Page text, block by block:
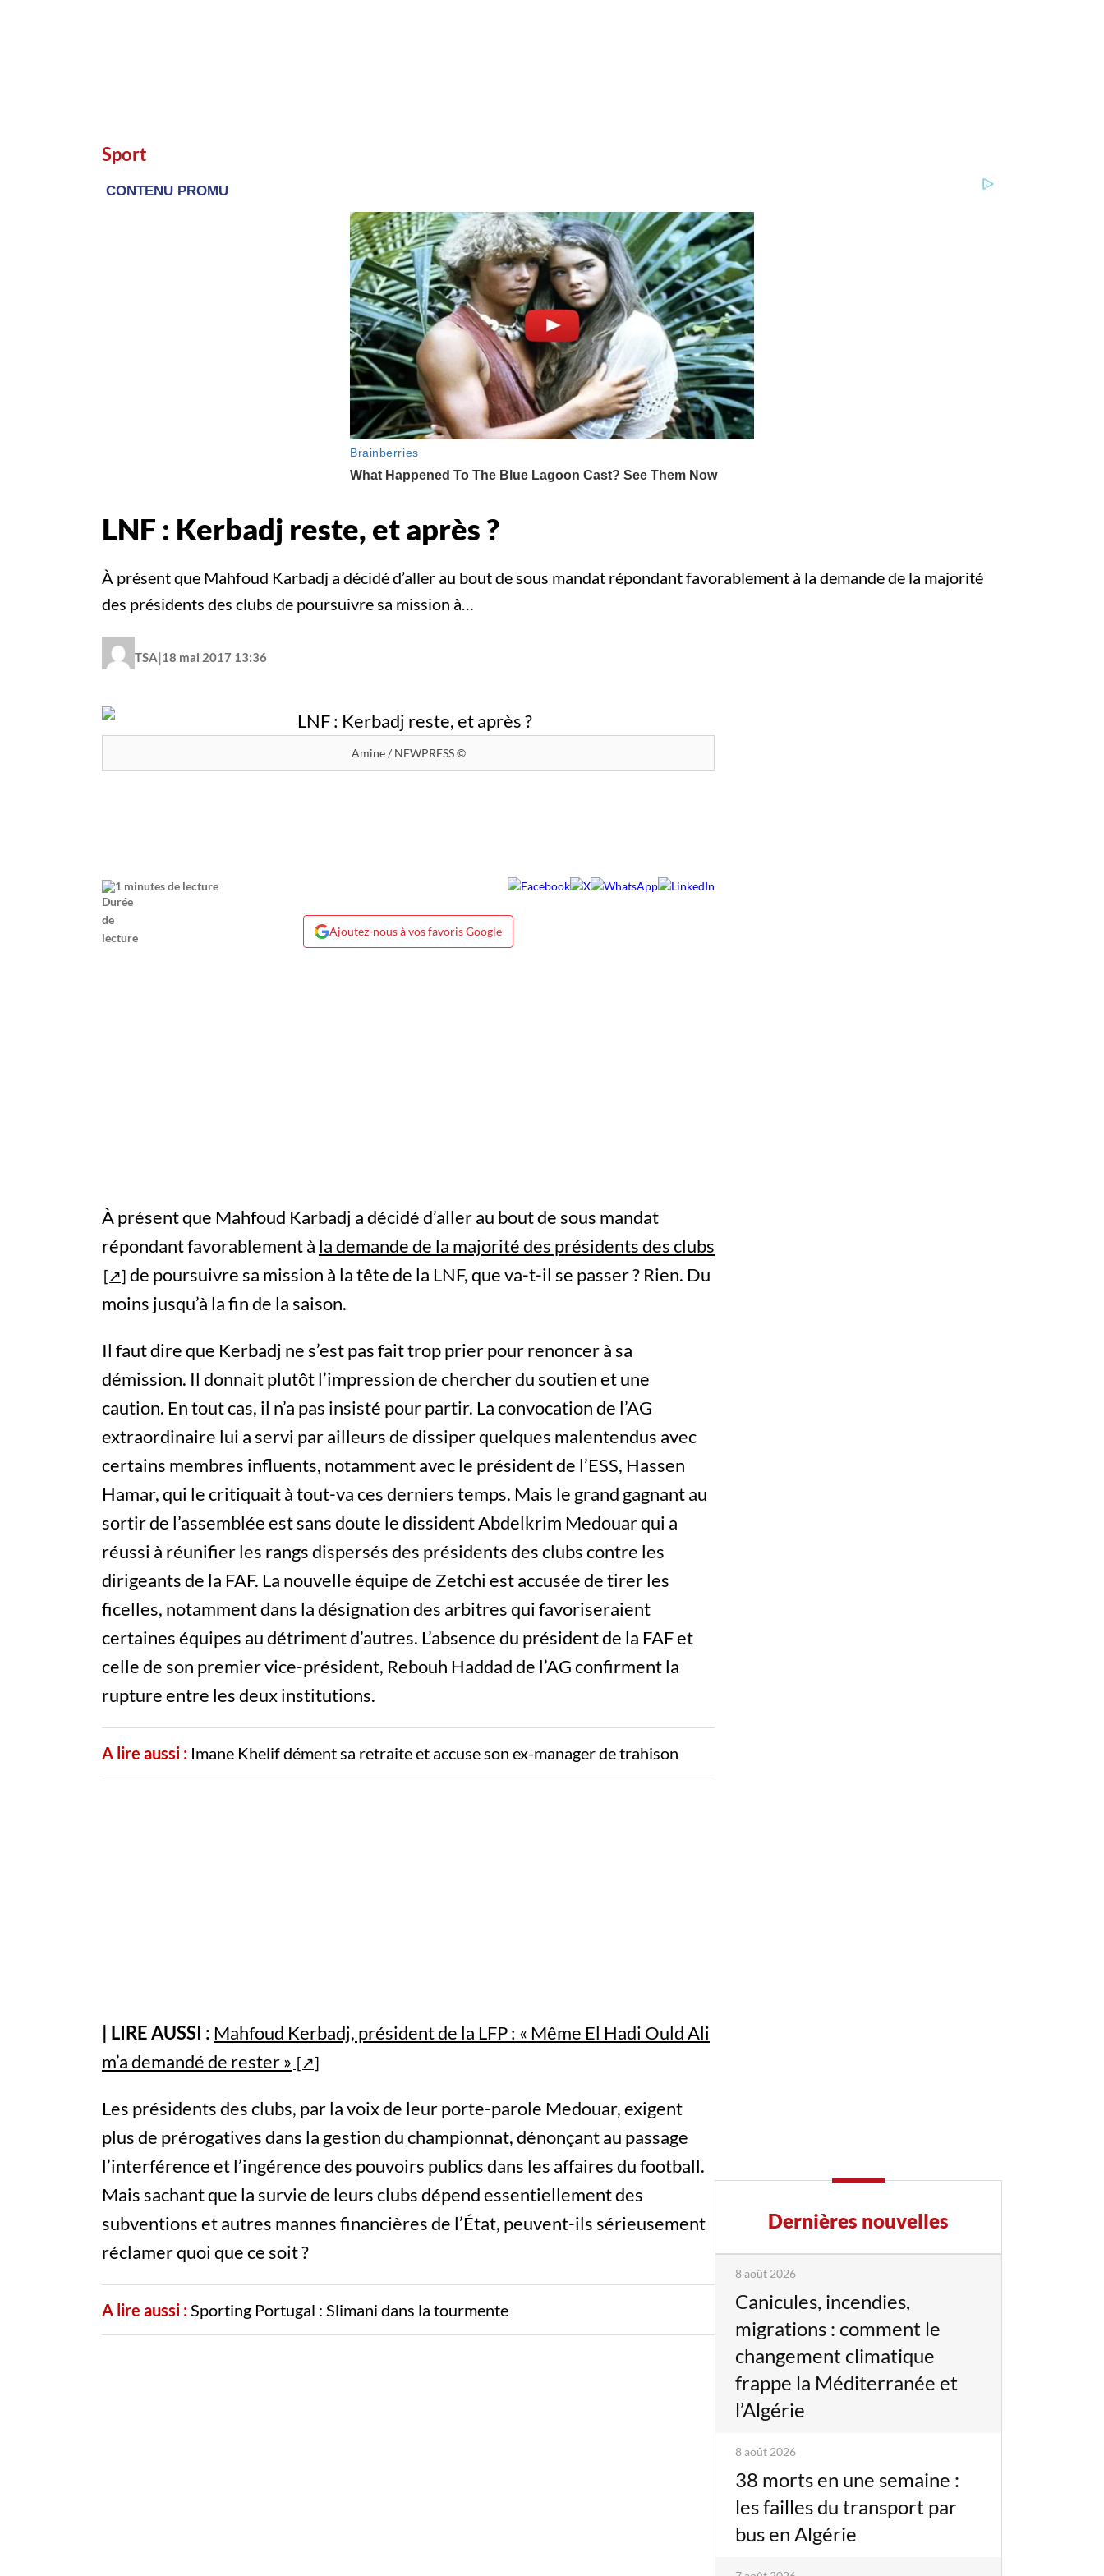
Sport
LNF : Kerbadj reste, et après ?
À présent que Mahfoud Karbadj a décidé d’aller au bout de sous mandat répondant favorablement à la demande de la majorité
des présidents des clubs de poursuivre sa mission à…
TSA|18 mai 2017 13:36
Amine / NEWPRESS ©
1 minutes de lecture
Ajoutez-nous à vos favoris Google
À présent que Mahfoud Karbadj a décidé d’aller au bout de sous mandat
répondant favorablement à la demande de la majorité des présidents des clubs
de poursuivre sa mission à la tête de la LNF, que va-t-il se passer ? Rien. Du
moins jusqu’à la fin de la saison.
Il faut dire que Kerbadj ne s’est pas fait trop prier pour renoncer à sa
démission. Il donnait plutôt l’impression de chercher du soutien et une
caution. En tout cas, il n’a pas insisté pour partir. La convocation de l’AG
extraordinaire lui a servi par ailleurs de dissiper quelques malentendus avec
certains membres influents, notamment avec le président de l’ESS, Hassen
Hamar, qui le critiquait à tout-va ces derniers temps. Mais le grand gagnant au
sortir de l’assemblée est sans doute le dissident Abdelkrim Medouar qui a
réussi à réunifier les rangs dispersés des présidents des clubs contre les
dirigeants de la FAF. La nouvelle équipe de Zetchi est accusée de tirer les
ficelles, notamment dans la désignation des arbitres qui favoriseraient
certaines équipes au détriment d’autres. L’absence du président de la FAF et
celle de son premier vice-président, Rebouh Haddad de l’AG confirment la
rupture entre les deux institutions.
A lire aussi : Imane Khelif dément sa retraite et accuse son ex-manager de trahison
| LIRE AUSSI : Mahfoud Kerbadj, président de la LFP : « Même El Hadi Ould Ali
m’a demandé de rester »
Les présidents des clubs, par la voix de leur porte-parole Medouar, exigent
plus de prérogatives dans la gestion du championnat, dénonçant au passage
l’interférence et l’ingérence des pouvoirs publics dans les affaires du football.
Mais sachant que la survie de leurs clubs dépend essentiellement des
subventions et autres mannes financières de l’État, peuvent-ils sérieusement
réclamer quoi que ce soit ?
A lire aussi :Sporting Portugal : Slimani dans la tourmente
Dernières nouvelles
8 août 2026
Canicules, incendies,
migrations : comment le
changement climatique
frappe la Méditerranée et
l’Algérie
8 août 2026
38 morts en une semaine :
les failles du transport par
bus en Algérie